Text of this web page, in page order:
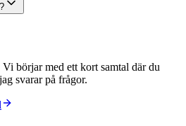
börjar med ett kort samtal där du
svarar på frågor.